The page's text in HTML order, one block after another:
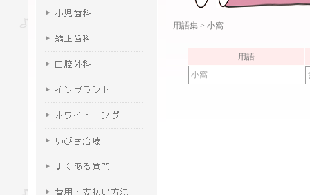
用語集 > 小窩
用語
小窩